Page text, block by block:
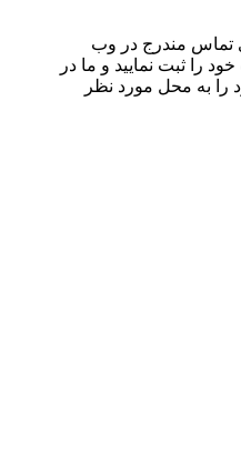
تماس مندرج در وب
را ثبت نمایید و ما در
به محل مورد نظر